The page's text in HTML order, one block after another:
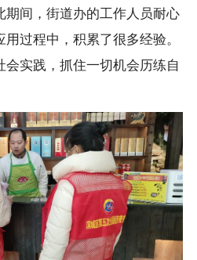
期间，街道办的工作人员耐心
过程中，积累了很多经验。
实践，抓住一切机会历练自